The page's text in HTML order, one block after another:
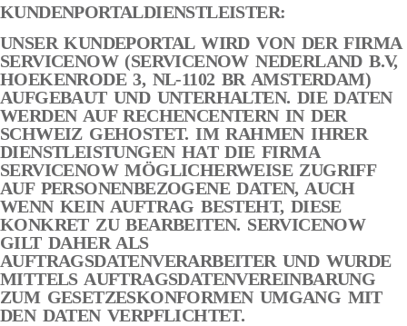
KUNDENPORTALDIENSTLEISTER:
UNSER KUNDEPORTAL WIRD VON DER FIRMA
SERVICENOW (SERVICENOW NEDERLAND B.V,
HOEKENRODE 3, NL-1102 BR AMSTERDAM)
AUFGEBAUT UND UNTERHALTEN. DIE DATEN
WERDEN AUF RECHENCENTERN IN DER
SCHWEIZ GEHOSTET. IM RAHMEN IHRER
DIENSTLEISTUNGEN HAT DIE FIRMA
SERVICENOW MÖGLICHERWEISE ZUGRIFF
AUF PERSONENBEZOGENE DATEN, AUCH
WENN KEIN AUFTRAG BESTEHT, DIESE
KONKRET ZU BEARBEITEN. SERVICENOW
GILT DAHER ALS
AUFTRAGSDATENVERARBEITER UND WURDE
MITTELS AUFTRAGSDATENVEREINBARUNG
ZUM GESETZESKONFORMEN UMGANG MIT
DEN DATEN VERPFLICHTET.